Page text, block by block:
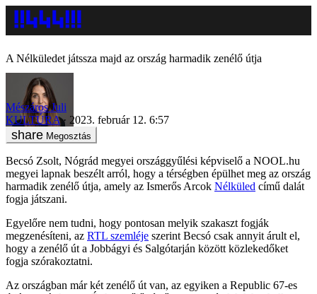
A Nélküledet játssza majd az ország harmadik zenélő útja
Mészáros Juli
KULTÚRA
2023. február 12. 6:57
Megosztás
Becsó Zsolt, Nógrád megyei országgyűlési képviselő a NOOL.hu
megyei lapnak beszélt arról, hogy a térségben épülhet meg az ország
harmadik zenélő útja, amely az Ismerős Arcok Nélküled című dalát
fogja játszani.
Egyelőre nem tudni, hogy pontosan melyik szakaszt fogják
megzenésíteni, az RTL szemléje szerint Becsó csak annyit árult el,
hogy a zenélő út a Jobbágyi és Salgótarján között közlekedőket
fogja szórakoztatni.
Az országban már két zenélő út van, az egyiken a Republic 67-es